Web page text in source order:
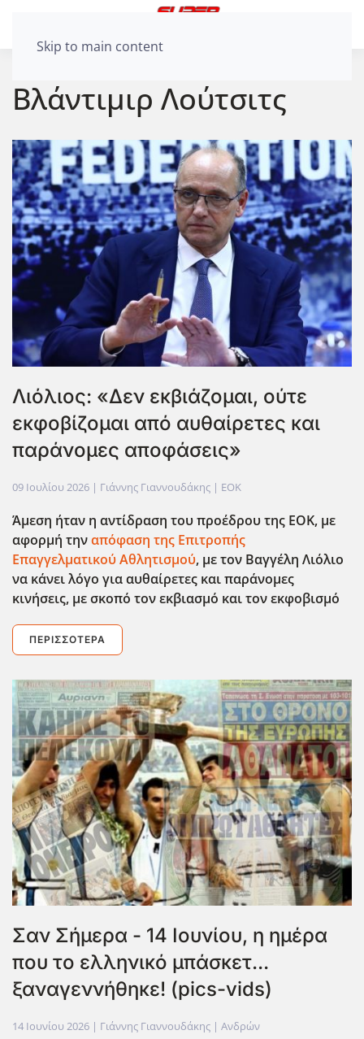
Skip to main content
Βλάντιμιρ Λούτσιτς
Λιόλιος: «Δεν εκβιάζομαι, ούτε
εκφοβίζομαι από αυθαίρετες και
παράνομες αποφάσεις»
09 Ιουλίου 2026 | Γιάννης Γιαννουδάκης | EOK
Άμεση ήταν η αντίδραση του προέδρου της ΕΟΚ, με
αφορμή τηναπόφαση της Επιτροπής
Επαγγελματικού Αθλητισμού, με τον Βαγγέλη Λιόλιο
να κάνει λόγο για αυθαίρετες και παράνομες
κινήσεις, με σκοπό τον εκβιασμό και τον εκφοβισμό
ΠΕΡΙΣΣΌΤΕΡΑ
Σαν Σήμερα - 14 Ιουνίου, η ημέρα
που το ελληνικό μπάσκετ...
ξαναγεννήθηκε! (pics-vids)
14 Ιουνίου 2026 | Γιάννης Γιαννουδάκης | Ανδρών